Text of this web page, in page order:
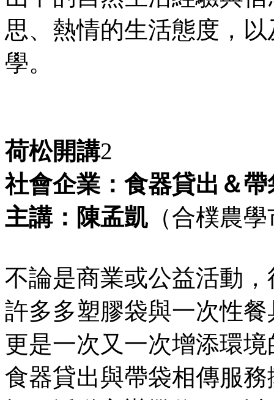
思、熱情的生活態度，
學。
荷松開講2
社會企業：食器貸出＆帶
主講： 陳孟凱 （合樸農
不論是商業或公益活動
許多多塑膠袋與一次性
更是一次又一次增添環
食器貸出與帶袋相傳服